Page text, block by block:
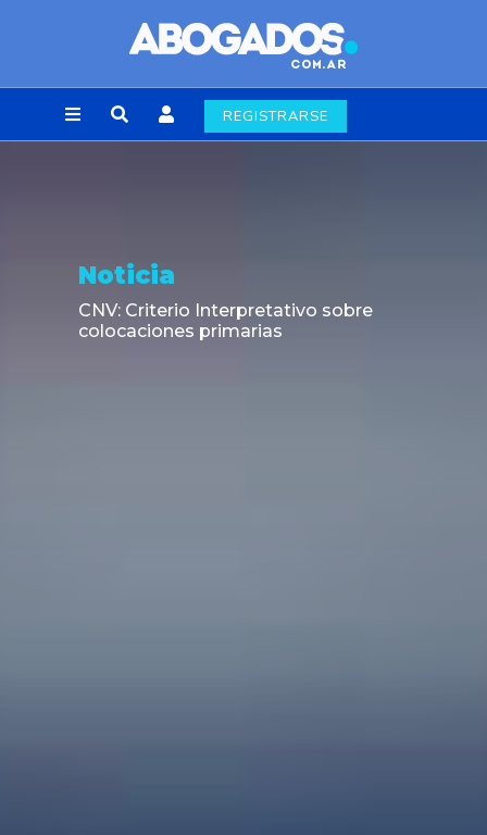
REGISTRARSE
Noticia
CNV: Criterio Interpretativo sobre
colocaciones primarias